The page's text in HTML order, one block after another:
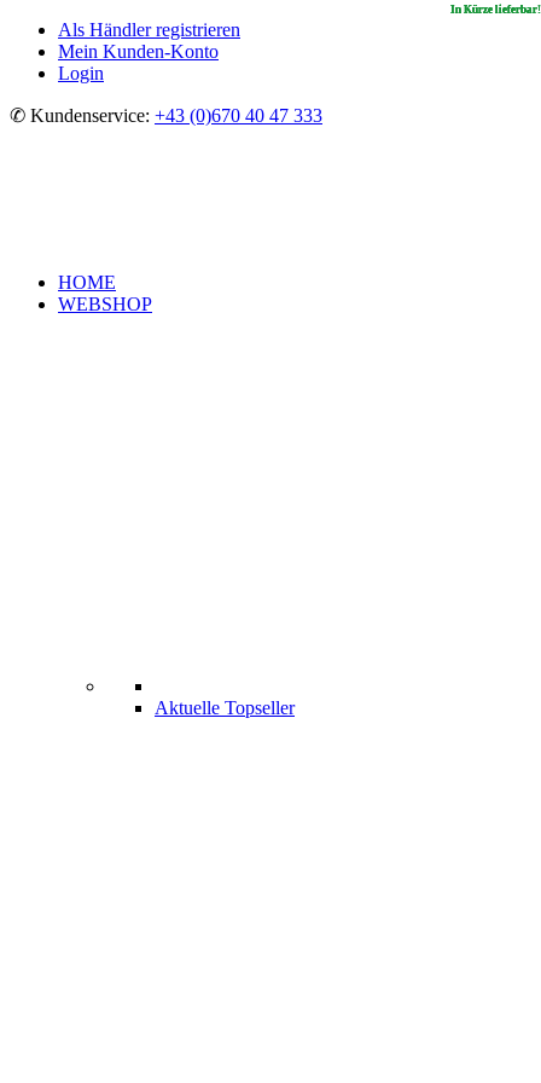
Als Händler registrieren
Mein Kunden-Konto
Login
✆ Kundenservice: +43 (0)670 40 47 333
HOME
WEBSHOP
Aktuelle Topseller
In Kürze lieferbar!
In Kürze lieferbar!
In Kürze lieferbar!
In Kürze lieferbar!